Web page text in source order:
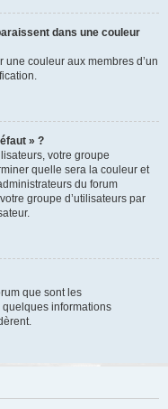
dans une couleur
couleur aux membres d’un
» ?
votre groupe
quelle sera la couleur et
du forum
groupe d’utilisateurs par
que sont les
informations